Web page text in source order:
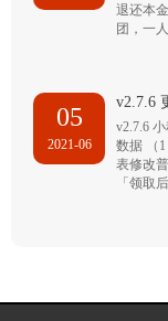
退还本
团，一
05
2021-06
v2.7.6
v2.7.6
数据 （
表修改
「领取